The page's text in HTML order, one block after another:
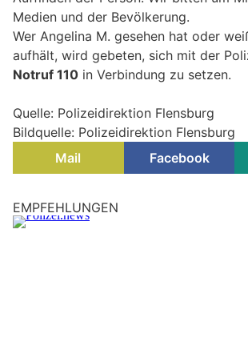
Medien und der Bevölkerung.
Wer Angelina M. gesehen hat oder
aufhält, wird gebeten, sich mit der
Notruf 110 in Verbindung zu setzen.
Quelle: Polizeidirektion Flensburg
Bildquelle: Polizeidirektion Flensburg
Mail
Facebook
Schenefeld, Schleswig-Holstein: